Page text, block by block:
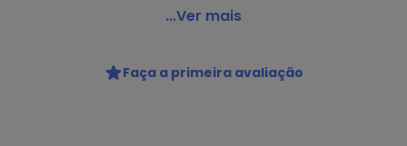
Atelie da Crianca - Pijama Masculino Verão Dino Space
Código do produto: 7738624
Modelagem: JUSTA
...Ver mais
Faça a primeira avaliação